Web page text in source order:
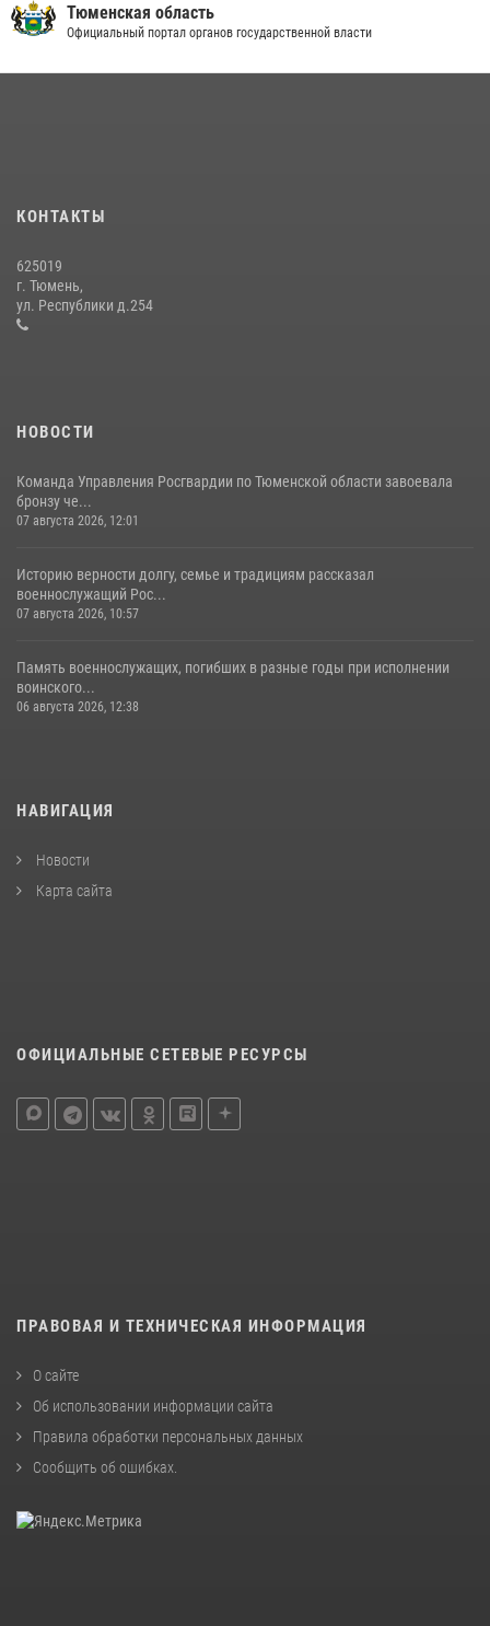
03 августа 2026, 07:23 1
Сотрудники тюменского СОБР "Сова" отработали навыки
десантирования на Урале
16 июля 2026, 10:42
Тюменская область
Официальный портал органов государственной власти
КОНТАКТЫ
625019
г. Тюмень,
ул. Республики д.254
НОВОСТИ
Команда Управления Росгвардии по Тюменской области завоевала
бронзу че...
07 августа 2026, 12:01
Историю верности долгу, семье и традициям рассказал
военнослужащий Рос...
07 августа 2026, 10:57
Память военнослужащих, погибших в разные годы при исполнении
воинского...
06 августа 2026, 12:38
НАВИГАЦИЯ
Новости
Карта сайта
ОФИЦИАЛЬНЫЕ СЕТЕВЫЕ РЕСУРСЫ
ПРАВОВАЯ И ТЕХНИЧЕСКАЯ ИНФОРМАЦИЯ
О сайте
Об использовании информации сайта
Правила обработки персональных данных
Сообщить об ошибках